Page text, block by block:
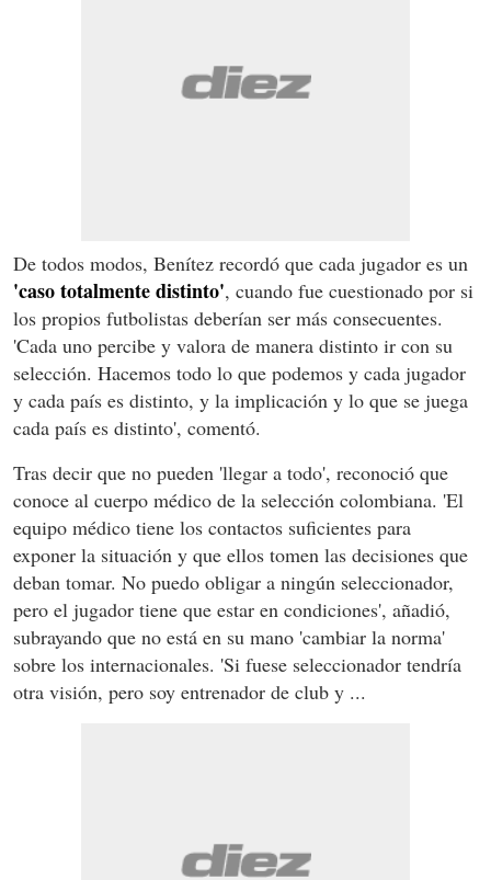
De todos modos, Benítez recordó que cada jugador es un
'caso totalmente distinto', cuando fue cuestionado por si
los propios futbolistas deberían ser más consecuentes.
'Cada uno percibe y valora de manera distinto ir con su
selección. Hacemos todo lo que podemos y cada jugador
y cada país es distinto, y la implicación y lo que se juega
cada país es distinto', comentó.
Tras decir que no pueden 'llegar a todo', reconoció que
conoce al cuerpo médico de la selección colombiana. 'El
equipo médico tiene los contactos suficientes para
exponer la situación y que ellos tomen las decisiones que
deban tomar. No puedo obligar a ningún seleccionador,
pero el jugador tiene que estar en condiciones', añadió,
subrayando que no está en su mano 'cambiar la norma'
sobre los internacionales. 'Si fuese seleccionador tendría
otra visión, pero soy entrenador de club y ...